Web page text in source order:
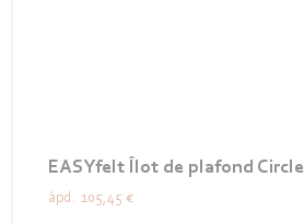
EASYfelt Îlot de plafond Circle
àpd. 105,45 €